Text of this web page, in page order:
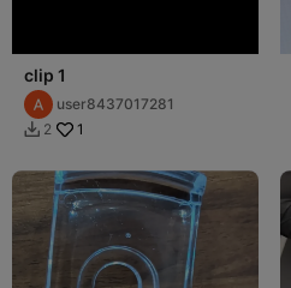
clip 1
user8437017281
 2 1